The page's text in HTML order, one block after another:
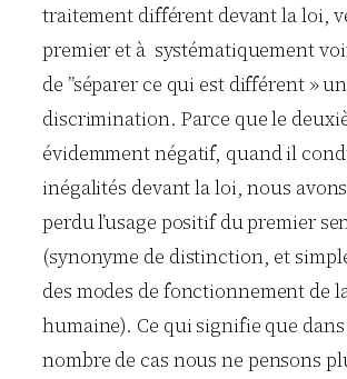
traitement différent devant la loi,
premier et à systématiquement
de ”séparer ce qui est différent »
discrimination. Parce que le
évidemment négatif, quand il
inégalités devant la loi, nous
perdu l’usage positif du premier
(synonyme de distinction, et
des modes de fonctionnement de
humaine). Ce qui signifie que
nombre de cas nous ne pensons